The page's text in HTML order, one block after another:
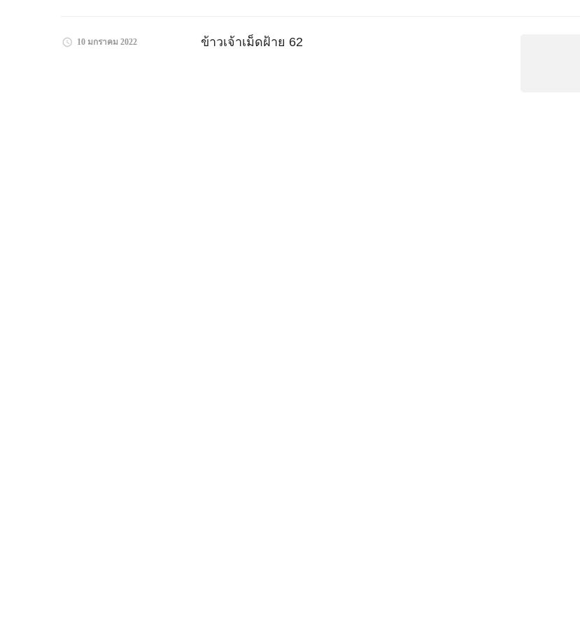
10 มกราคม 2022 ข้าวเจ้าเม็ดฝ้าย 62